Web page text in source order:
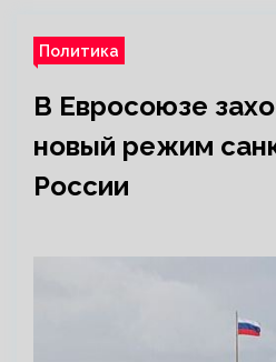
Политика
В Евросоюзе
новый режим
России